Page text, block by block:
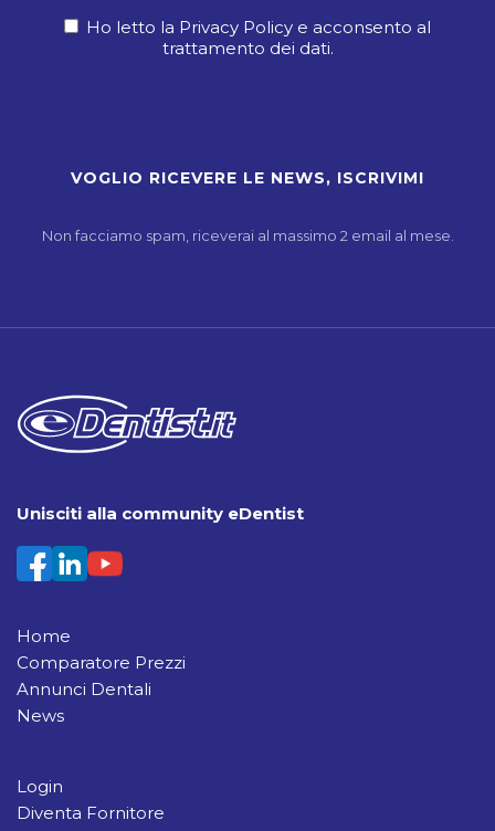
Ho letto la Privacy Policy e acconsento al
trattamento dei dati.
Non facciamo spam, riceverai al massimo 2 email al mese.
Unisciti alla community eDentist
Home
Comparatore Prezzi
Annunci Dentali
News
Login
Diventa Fornitore